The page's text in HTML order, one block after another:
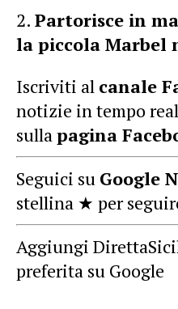
Partorisce in
la piccola Marbel
Iscriviti al canale
notizie in tempo
sullapagina
Seguici su Google
stellina ★ per
Aggiungi
preferita su Google